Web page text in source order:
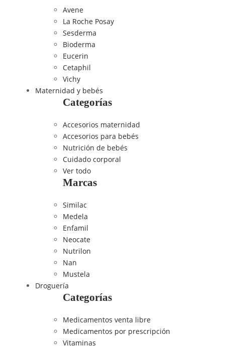
Avene
La Roche Posay
Sesderma
Bioderma
Eucerin
Cetaphil
Vichy
Maternidad y bebés
Categorías
Accesorios maternidad
Accesorios para bebés
Nutrición de bebés
Cuidado corporal
Ver todo
Marcas
Similac
Medela
Enfamil
Neocate
Nutrilon
Nan
Mustela
Droguería
Categorías
Medicamentos venta libre
Medicamentos por prescripción
Vitaminas